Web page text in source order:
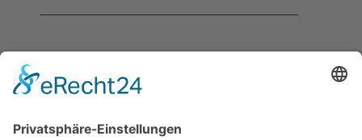
Dr. med. Richter- Urologie